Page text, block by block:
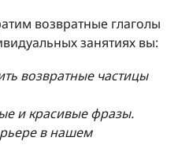
возвратные глаголы
занятиях вы:
возвратные частицы
и красивые фразы.
в нашем